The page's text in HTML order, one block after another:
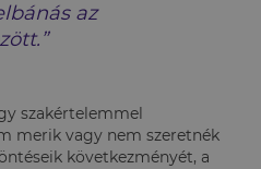
az
szakértelemmel
merik vagy nem szeretnék
következményét, a